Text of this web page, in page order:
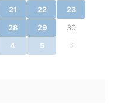
21 22 23
28 29 30
4 5 6